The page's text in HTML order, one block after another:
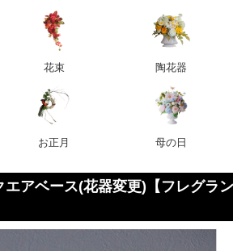
花束 陶花器
お正月 母の日
アベース(花器変更)【フレグラン